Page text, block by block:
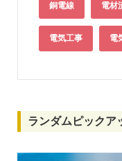
銅電線 電材
電気工事 電
ランダムピックア